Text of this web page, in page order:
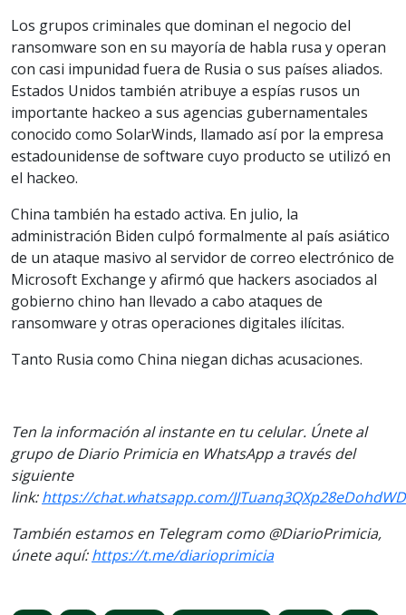
Los grupos criminales que dominan el negocio del
ransomware son en su mayoría de habla rusa y operan
con casi impunidad fuera de Rusia o sus países aliados.
Estados Unidos también atribuye a espías rusos un
importante hackeo a sus agencias gubernamentales
conocido como SolarWinds, llamado así por la empresa
estadounidense de software cuyo producto se utilizó en
el hackeo.
China también ha estado activa. En julio, la
administración Biden culpó formalmente al país asiático
de un ataque masivo al servidor de correo electrónico de
Microsoft Exchange y afirmó que hackers asociados al
gobierno chino han llevado a cabo ataques de
ransomware y otras operaciones digitales ilícitas.
Tanto Rusia como China niegan dichas acusaciones.
Ten la información al instante en tu celular. Únete al
grupo de Diario Primicia en WhatsApp a través del
siguiente
link:https://chat.whatsapp.com/
También estamos en Telegram como @DiarioPrimicia,
únete aquí:https://t.me/diarioprimicia